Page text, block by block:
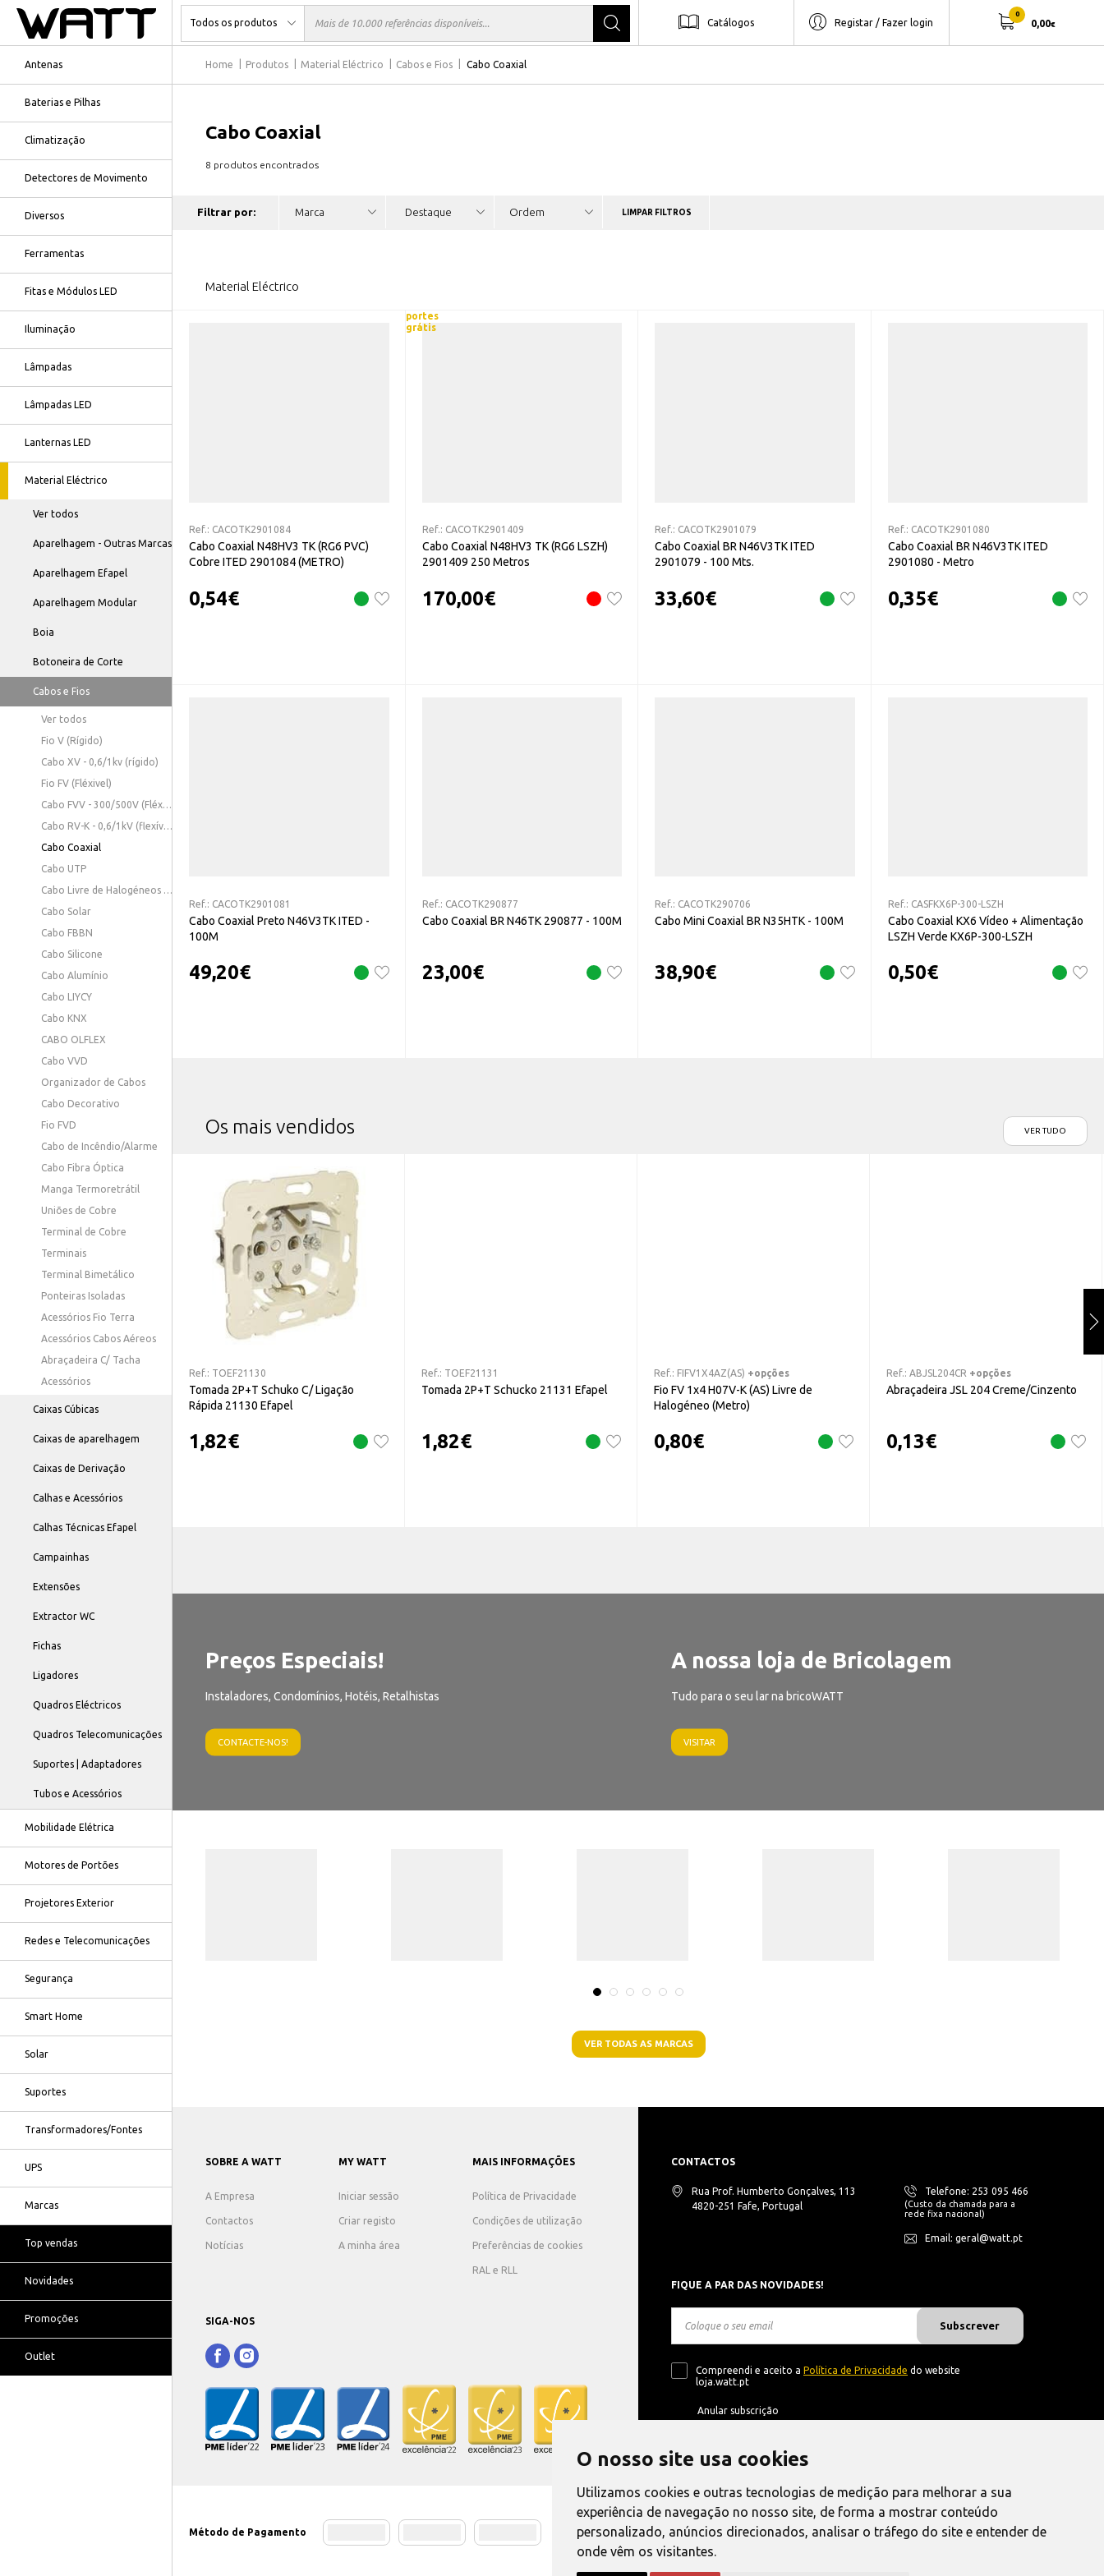
O nosso site usa cookies
Utilizamos cookies e outras tecnologias de medição para melhorar a sua
experiência de navegação no nosso site, de forma a mostrar conteúdo
personalizado, anúncios direcionados, analisar o tráfego do site e entender de
onde vêm os visitantes.
Antenas
Baterias e Pilhas
Climatização
Detectores de Movimento
Diversos
Ferramentas
Fitas e Módulos LED
Iluminação
Lâmpadas
Lâmpadas LED
Lanternas LED
Material Eléctrico
Ver todos
Aparelhagem - Outras Marcas
Aparelhagem Efapel
Aparelhagem Modular
Boia
Botoneira de Corte
Cabos e Fios
Ver todos
Fio V (Rígido)
Cabo XV - 0,6/1kv (rígido)
Fio FV (Fléxivel)
Cabo FVV - 300/500V (Fléxivel)
Cabo RV-K - 0,6/1kV (flexível)
Cabo Coaxial
Cabo UTP
Cabo Livre de Halogéneos - 0,6/1KV (Fléxivel)
Cabo Solar
Cabo FBBN
Cabo Silicone
Cabo Alumínio
Cabo LIYCY
Cabo KNX
CABO OLFLEX
Cabo VVD
Organizador de Cabos
Cabo Decorativo
Fio FVD
Cabo de Incêndio/Alarme
Cabo Fibra Óptica
Manga Termoretrátil
Uniões de Cobre
Terminal de Cobre
Terminais
Terminal Bimetálico
Ponteiras Isoladas
Acessórios Fio Terra
Acessórios Cabos Aéreos
Abraçadeira C/ Tacha
Acessórios
Caixas Cúbicas
Caixas de aparelhagem
Caixas de Derivação
Calhas e Acessórios
Calhas Técnicas Efapel
Campainhas
Extensões
Extractor WC
Fichas
Ligadores
Quadros Eléctricos
Quadros Telecomunicações
Suportes | Adaptadores
Tubos e Acessórios
Mobilidade Elétrica
Motores de Portões
Projetores Exterior
Redes e Telecomunicações
Segurança
Smart Home
Solar
Suportes
Transformadores/Fontes
UPS
Marcas
Top vendas
Novidades
Promoções
Outlet
Catálogos Registar / Fazer login
0
0,00€
Home Produtos Material Eléctrico Cabos e Fios Cabo Coaxial
Cabo Coaxial
Filtrar por: LIMPAR FILTROS
8 produtos encontrados
Material Eléctrico
Ref.: CACOTK2901084
Cabo Coaxial N48HV3 TK (RG6 PVC)
Cobre ITED 2901084 (METRO)
0,54€
portes
grátis
Ref.: CACOTK2901409
Cabo Coaxial N48HV3 TK (RG6 LSZH)
2901409 250 Metros
170,00€
Ref.: CACOTK2901079
Cabo Coaxial BR N46V3TK ITED
2901079 - 100 Mts.
33,60€
Ref.: CACOTK2901080
Cabo Coaxial BR N46V3TK ITED
2901080 - Metro
0,35€
Ref.: CACOTK2901081
Cabo Coaxial Preto N46V3TK ITED -
100M
49,20€
Ref.: CACOTK290877
Cabo Coaxial BR N46TK 290877 - 100M
23,00€
Ref.: CACOTK290706
Cabo Mini Coaxial BR N35HTK - 100M
38,90€
Ref.: CASFKX6P-300-LSZH
Cabo Coaxial KX6 Vídeo + Alimentação
LSZH Verde KX6P-300-LSZH
0,50€
Os mais vendidos VER TUDO
Ref.: TOEF21130
Tomada 2P+T Schuko C/ Ligação
Rápida 21130 Efapel
1,82€
Ref.: TOEF21131
Tomada 2P+T Schucko 21131 Efapel
1,82€
Ref.: FIFV1X4AZ(AS) +opções
Fio FV 1x4 H07V-K (AS) Livre de
Halogéneo (Metro)
0,80€
Ref.: ABJSL204CR +opções
Abraçadeira JSL 204 Creme/Cinzento
0,13€
Preços Especiais!
Instaladores, Condomínios, Hotéis, Retalhistas
CONTACTE-NOS!
A nossa loja de Bricolagem
Tudo para o seu lar na bricoWATT
VISITAR
VER TODAS AS MARCAS
SOBRE A WATT
A Empresa
Contactos
Notícias
MY WATT
Iniciar sessão
Criar registo
A minha área
MAIS INFORMAÇÕES
Política de Privacidade
Condições de utilização
Preferências de cookies
RAL e RLL
SIGA-NOS
CONTACTOS
Rua Prof. Humberto Gonçalves, 113
4820-251 Fafe, Portugal
Telefone: 253 095 466
(Custo da chamada para a
rede fixa nacional)
Email: geral@watt.pt
FIQUE A PAR DAS NOVIDADES!
Subscrever
Compreendi e aceito a Política de Privacidade do website
loja.watt.pt
Anular subscrição
Método de Pagamento Método de Envio